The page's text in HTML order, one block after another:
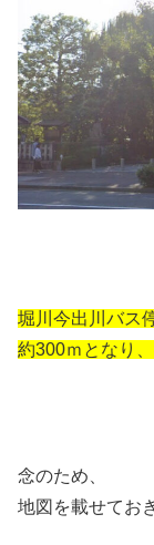
堀川今出川バス
約300ｍとなり
念のため、
地図を載せてお